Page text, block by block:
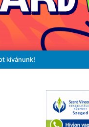
kívánunk!